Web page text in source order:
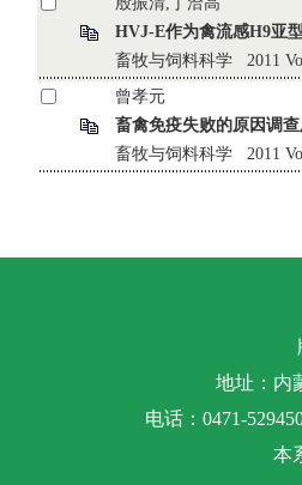
HVJ-E作为禽流感H9亚
畜牧与饲料科学 2011
曾孝元
畜禽免疫失败的原因调
畜牧与饲料科学 2011
地址：内
电话：0471-
本